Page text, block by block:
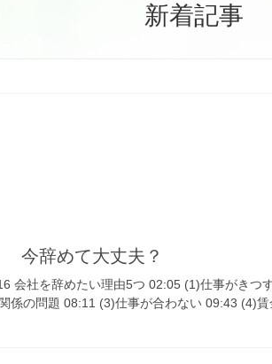
新着記事
今辞めて大丈夫？
会社を辞めたい理由5つ 02:05 (1)仕事がきつ
係の問題 08:11 (3)仕事が合わない 09:43 (4)